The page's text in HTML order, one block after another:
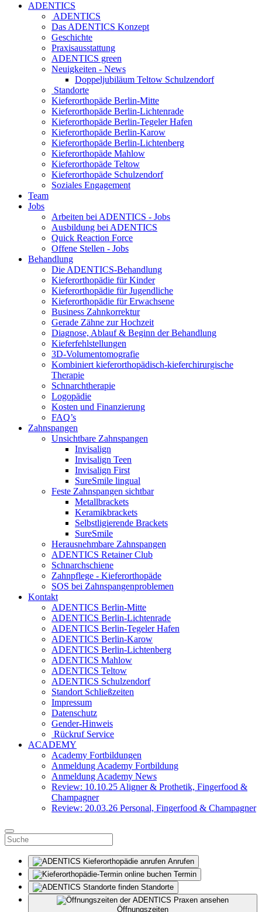
ADENTICS
ADENTICS
Das ADENTICS Konzept
Geschichte
Praxisausstattung
ADENTICS green
Neuigkeiten - News
Doppeljubiläum Teltow Schulzendorf
Standorte
Kieferorthopäde Berlin-Mitte
Kieferorthopäde Berlin-Lichtenrade
Kieferorthopäde Berlin-Tegeler Hafen
Kieferorthopäde Berlin-Karow
Kieferorthopäde Berlin-Lichtenberg
Kieferorthopäde Mahlow
Kieferorthopäde Teltow
Kieferorthopäde Schulzendorf
Soziales Engagement
Team
Jobs
Arbeiten bei ADENTICS - Jobs
Ausbildung bei ADENTICS
Quick Reaction Force
Offene Stellen - Jobs
Behandlung
Die ADENTICS-Behandlung
Kieferorthopädie für Kinder
Kieferorthopädie für Jugendliche
Kieferorthopädie für Erwachsene
Business Zahnkorrektur
Gerade Zähne zur Hochzeit
Diagnose, Ablauf & Beginn der Behandlung
Kieferfehlstellungen
3D-Volumentomografie
Kombiniert kieferorthopädisch-kieferchirurgische
Therapie
Schnarchtherapie
Logopädie
Kosten und Finanzierung
FAQ’s
Zahnspangen
Unsichtbare Zahnspangen
Invisalign
Invisalign Teen
Invisalign First
SureSmile lingual
Feste Zahnspangen sichtbar
Metallbrackets
Keramikbrackets
Selbstligierende Brackets
SureSmile
Herausnehmbare Zahnspangen
ADENTICS Retainer Club
Schnarchschiene
Zahnpflege - Kieferorthopäde
SOS bei Zahnspangenproblemen
Kontakt
ADENTICS Berlin-Mitte
ADENTICS Berlin-Lichtenrade
ADENTICS Berlin-Tegeler Hafen
ADENTICS Berlin-Karow
ADENTICS Berlin-Lichtenberg
ADENTICS Mahlow
ADENTICS Teltow
ADENTICS Schulzendorf
Standort Schließzeiten
Impressum
Datenschutz
Gender-Hinweis
Rückruf Service
ACADEMY
Academy Fortbildungen
Anmeldung Academy Fortbildung
Anmeldung Academy News
Review: 10.10.25 Aligner & Prothetik, Fingerfood &
Champagner
Review: 20.03.26 Personal, Fingerfood & Champagner
Anrufen
Termin
Standorte
Öffnungszeiten